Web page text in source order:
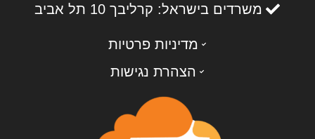
משרדים בישראל: קרליבך 10 תל אביב
מדיניות פרטיות
הצהרת נגישות